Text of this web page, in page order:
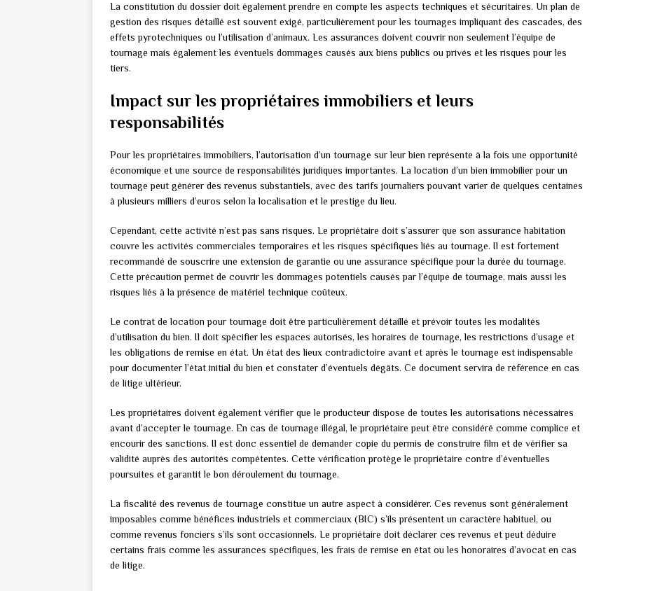
La constitution du dossier doit également prendre en compte les aspects techniques et sécuritaires. Un plan de
gestion des risques détaillé est souvent exigé, particulièrement pour les tournages impliquant des cascades, des
effets pyrotechniques ou l’utilisation d’animaux. Les assurances doivent couvrir non seulement l’équipe de
tournage mais également les éventuels dommages causés aux biens publics ou privés et les risques pour les
tiers.
Impact sur les propriétaires immobiliers et leurs
responsabilités
Pour les propriétaires immobiliers, l’autorisation d’un tournage sur leur bien représente à la fois une opportunité
économique et une source de responsabilités juridiques importantes. La location d’un bien immobilier pour un
tournage peut générer des revenus substantiels, avec des tarifs journaliers pouvant varier de quelques centaines
à plusieurs milliers d’euros selon la localisation et le prestige du lieu.
Cependant, cette activité n’est pas sans risques. Le propriétaire doit s’assurer que son assurance habitation
couvre les activités commerciales temporaires et les risques spécifiques liés au tournage. Il est fortement
recommandé de souscrire une extension de garantie ou une assurance spécifique pour la durée du tournage.
Cette précaution permet de couvrir les dommages potentiels causés par l’équipe de tournage, mais aussi les
risques liés à la présence de matériel technique coûteux.
Le contrat de location pour tournage doit être particulièrement détaillé et prévoir toutes les modalités
d’utilisation du bien. Il doit spécifier les espaces autorisés, les horaires de tournage, les restrictions d’usage et
les obligations de remise en état. Un état des lieux contradictoire avant et après le tournage est indispensable
pour documenter l’état initial du bien et constater d’éventuels dégâts. Ce document servira de référence en cas
de litige ultérieur.
Les propriétaires doivent également vérifier que le producteur dispose de toutes les autorisations nécessaires
avant d’accepter le tournage. En cas de tournage illégal, le propriétaire peut être considéré comme complice et
encourir des sanctions. Il est donc essentiel de demander copie du permis de construire film et de vérifier sa
validité auprès des autorités compétentes. Cette vérification protège le propriétaire contre d’éventuelles
poursuites et garantit le bon déroulement du tournage.
La fiscalité des revenus de tournage constitue un autre aspect à considérer. Ces revenus sont généralement
imposables comme bénéfices industriels et commerciaux (BIC) s’ils présentent un caractère habituel, ou
comme revenus fonciers s’ils sont occasionnels. Le propriétaire doit déclarer ces revenus et peut déduire
certains frais comme les assurances spécifiques, les frais de remise en état ou les honoraires d’avocat en cas
de litige.